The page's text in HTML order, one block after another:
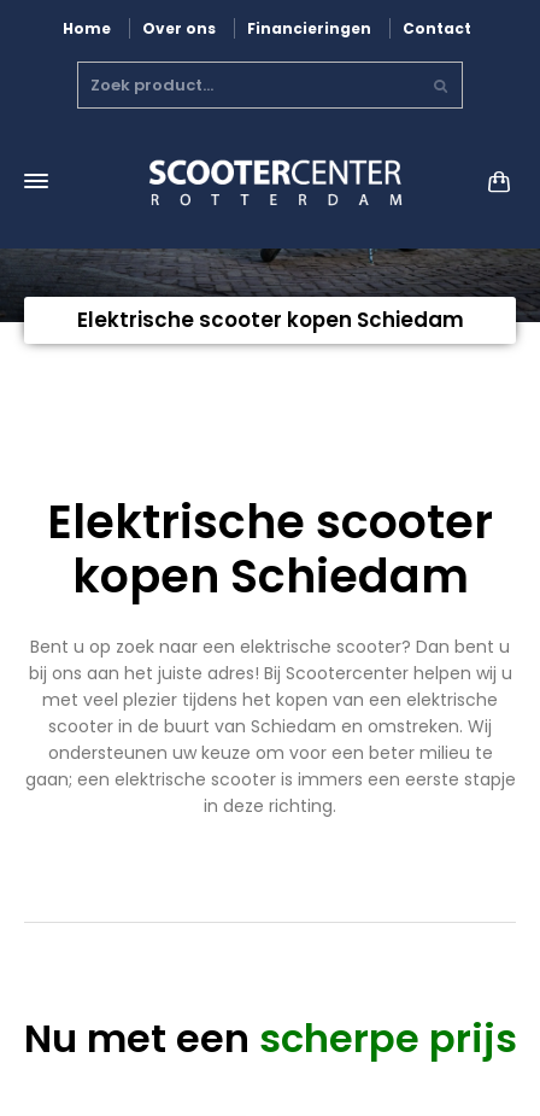
Home Over ons Financieringen Contact
Elektrische scooter kopen Schiedam
Elektrische scooter
kopen Schiedam
Bent u op zoek naar een elektrische scooter? Dan bent u
bij ons aan het juiste adres! Bij Scootercenter helpen wij u
met veel plezier tijdens het kopen van een elektrische
scooter in de buurt van Schiedam en omstreken. Wij
ondersteunen uw keuze om voor een beter milieu te
gaan; een elektrische scooter is immers een eerste stapje
in deze richting.
Nu met een scherpe prijs